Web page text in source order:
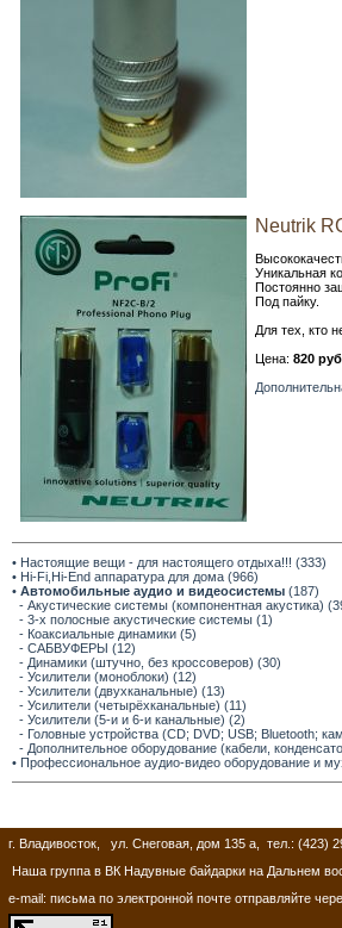
Neutrik
Уникальная
Постоянно
Под пайку.
Для тех, кто
Цена: 820
• Настоящие вещи - для настоящего отдыха!!! (333)
• Hi-Fi,Hi-End аппаратура для дома (966)
• Автомобильные аудио и видеосистемы (187)
- Акустические системы (компонентная акустика)
- 3-х полосные акустические системы (1)
- Коаксиальные динамики (5)
- САБВУФЕРЫ (12)
- Динамики (штучно, без кроссоверов) (30)
- Усилители (моноблоки) (12)
- Усилители (двухканальные) (13)
- Усилители (четырёхканальные) (11)
- Усилители (5-и и 6-и канальные) (2)
- Головные устройства (CD; DVD; USB; Bluetooth;
- Дополнительное оборудование (кабели,
• Профессиональное аудио-видео оборудование и
г. Владивосток, ул. Снеговая, дом 135 а, тел.: (423)
Наша группа в ВК Надувные байдарки на Дальнем
e-mail: письма по электронной почте отправляйте